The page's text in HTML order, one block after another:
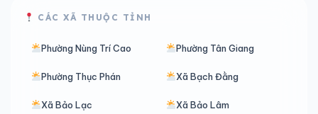
CÁC XÃ THUỘC TỈNH
Phường Nùng Trí Cao Phường Tân Giang
Phường Thục Phán Xã Bạch Đằng
Xã Bảo Lạc Xã Bảo Lâm